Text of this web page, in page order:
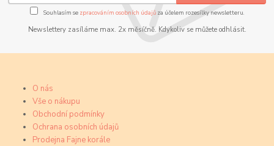
Souhlasím se zpracováním osobních údajůza účelem rozesílky newsletteru.
Newslettery zasíláme max. 2x měsíčně. Kdykoliv se můžete odhlásit.
O nás
Vše o nákupu
Obchodní podmínky
Ochrana osobních údajů
Prodejna Fajne korále